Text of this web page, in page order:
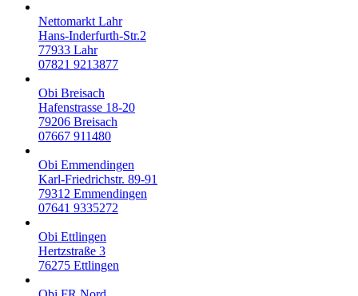
Nettomarkt Lahr
Hans-Inderfurth-Str.2
77933 Lahr
07821 9213877
Obi Breisach
Hafenstrasse 18-20
79206 Breisach
07667 911480
Obi Emmendingen
Karl-Friedrichstr. 89-91
79312 Emmendingen
07641 9335272
Obi Ettlingen
Hertzstraße 3
76275 Ettlingen